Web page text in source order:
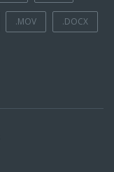
.MOV .DOCX